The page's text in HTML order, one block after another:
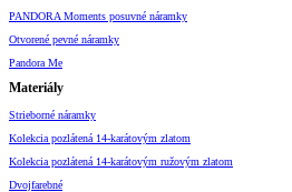
PANDORA Moments posuvné náramky
Otvorené pevné náramky
Pandora Me
Materiály
Strieborné náramky
Kolekcia pozlátená 14-karátovým zlatom
Kolekcia pozlátená 14-karátovým ružovým zlatom
Dvojfarebné